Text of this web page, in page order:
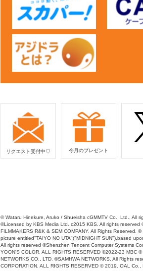
リクエスト受付中♡ 今月のプレゼント
© Wataru Hinekure, Aruko / Shueisha cGMMTV Co., Ltd., All
©Licensed by KBS Media Ltd. c2015 KBS. All rights reserved
FILMMAKERS R&K & SEM COMPANY. All Rights Reserved.
picture entitled"TAIYO NO UTA"("MIDNIGHT SUN"),based
All rights reserved ©Shenzhen Tencent Computer Systems
YOON'S COLOR. ALL RIGHTS RESERVED ©2022-23 MBC
NETWORKS CO., LTD. ©SAMHWA NETWORKS. All Rights
CORPORATION, ALL RIGHTS RESERVED © 2019. OAL